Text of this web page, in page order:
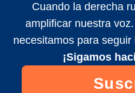
Cuando la derecha
amplificar nuestra
necesitamos para
¡Sigamos